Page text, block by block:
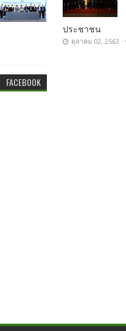
FACEBOOK
ประชาชน
ตุลาคม 02, 2563